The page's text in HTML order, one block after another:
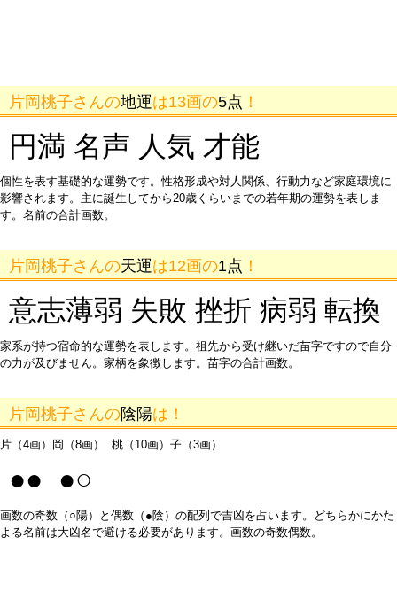
片岡桃子さんの地運は13画の5点 ！
円満 名声 人気 才能
個性を表す基礎的な運勢です。性格形成や対人関係、行動力など家庭環境に
影響されます。主に誕生してから20歳くらいまでの若年期の運勢を表しま
す。名前の合計画数。
片岡桃子さんの天運は12画の1点 ！
意志薄弱 失敗 挫折 病弱 転換
家系が持つ宿命的な運勢を表します。祖先から受け継いだ苗字ですので自分
の力が及びません。家柄を象徴します。苗字の合計画数。
片岡桃子さんの陰陽は！
片（4画）岡（8画） 桃（10画）子（3画）
●● ●○
画数の奇数（○陽）と偶数（●陰）の配列で吉凶を占います。どちらかにかた
よる名前は大凶名で避ける必要があります。画数の奇数偶数。